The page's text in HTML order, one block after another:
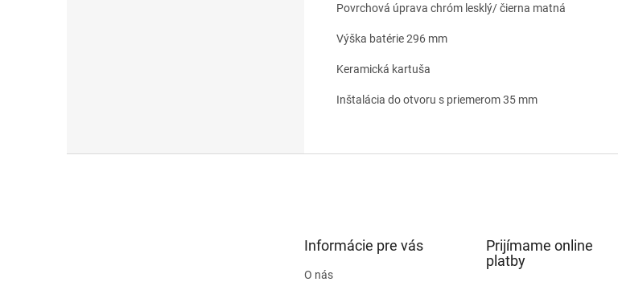
Povrchová úprava chróm lesklý/ čierna matná
Výška batérie 296 mm
Keramická kartuša
Inštalácia do otvoru s priemerom 35 mm
Informácie pre vás
O nás
Prijímame online
platby